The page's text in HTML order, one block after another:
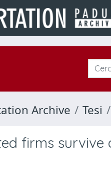
Archive Tesi
firms